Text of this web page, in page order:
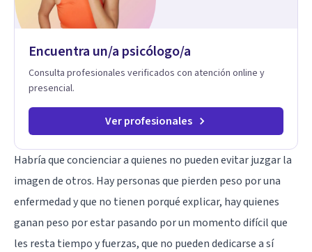
Encuentra un/a psicólogo/a
Consulta profesionales verificados con atención online y
presencial.
Ver profesionales
Habría que concienciar a quienes no pueden evitar juzgar la
imagen de otros. Hay personas que pierden peso por una
enfermedad y que no tienen porqué explicar, hay quienes
ganan peso por estar pasando por un momento difícil que
les resta tiempo y fuerzas, que no pueden dedicarse a sí